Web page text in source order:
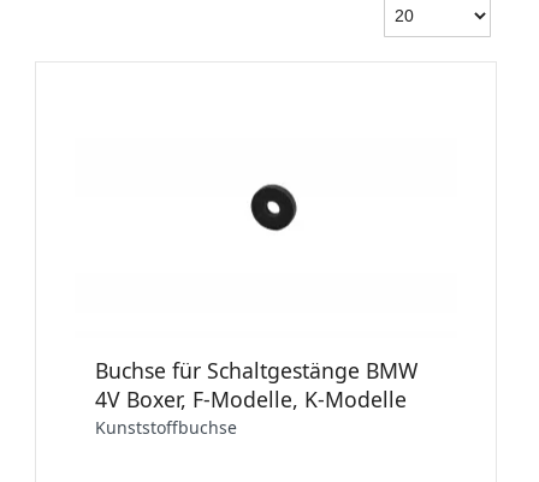
Buchse für Schaltgestänge BMW
4V Boxer, F-Modelle, K-Modelle
Kunststoffbuchse